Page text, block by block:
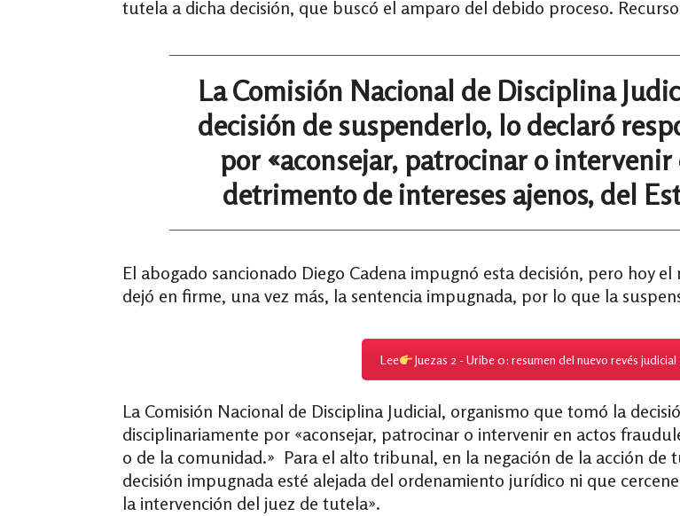
tutela a dicha decisión, que buscó el amparo del debido proceso.
La Comisión Nacional de Disciplina
decisión de suspenderlo, lo declaró
por «aconsejar, patrocinar o
detrimento de intereses ajenos, del
El abogado sancionado Diego Cadena impugnó esta decisión, pero hoy
dejó en firme, una vez más, la sentencia impugnada, por lo que la
Lee Juezas 2 - Uribe 0: resumen del nuevo revés
La Comisión Nacional de Disciplina Judicial, organismo que tomó la
disciplinariamente por «aconsejar, patrocinar o intervenir en actos
o de la comunidad.» Para el alto tribunal, en la negación de la acción de
decisión impugnada esté alejada del ordenamiento jurídico ni que
la intervención del juez de tutela».